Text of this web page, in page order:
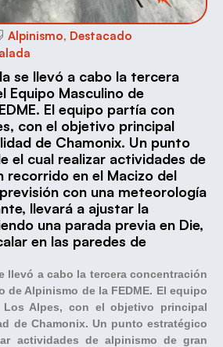
Alpinismo, Destacado
se llevó a cabo la tercera
Equipo Masculino de
El equipo partía con
con el objetivo principal
de Chamonix. Un punto
el cual realizar actividades de
recorrido en el Macizo del
con una meteorología
llevará a ajustar la
una parada previa en Die,
en las paredes de
llevó a cabo la tercera concentración
de Alpinismo de la FEDME. El equipo
Alpes, con el objetivo principal
de Chamonix. Un punto estratégico
actividades de alpinismo de gran